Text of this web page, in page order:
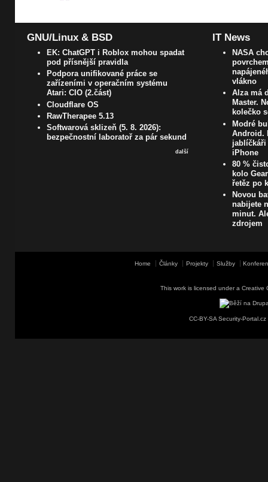
GNU/Linux & BSD
EK: ChatGPT i Roblox mohou spadat
pod přísnější pravidla
Podpora unifikované práce se
zařízeními v operačním systému
Atari: CIO (2.část)
Cloudflare OS
RawTherapee 5.13
Softwarová sklizeň (5. 8. 2026):
bezpečnostní laboratoř za pár sekund
další
IT News
NASA
vlákno
Alza má
Master.
kolečko
Modré
Android.
jablíčkáři
iPhone
80 %
kolo
řetěz po
Novou
nabijete
minut.
zdrojem
Home Články Projekty Služby
This work is licensed under a Creative
CC-BY-SA Security-